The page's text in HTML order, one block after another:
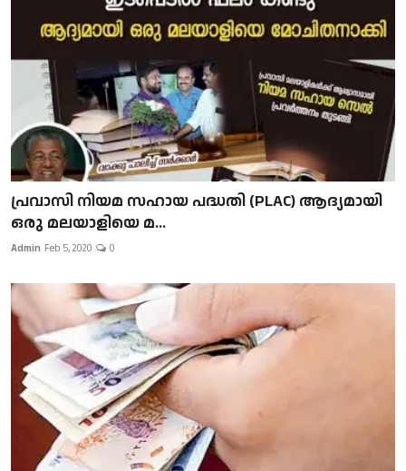
പ്രവാസി നിയമ സഹായ പദ്ധതി (PLAC) ആദ്യമായി
ഒരു മലയാളിയെ മ...
Admin Feb 5, 2020 0